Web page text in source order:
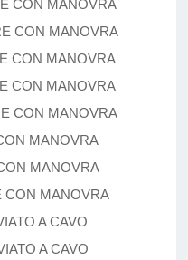
CON MANOVRA
CON MANOVRA
CON MANOVRA
CON MANOVRA
CON MANOVRA
MANOVRA
MANOVRA
MANOVRA
A CAVO
A CAVO